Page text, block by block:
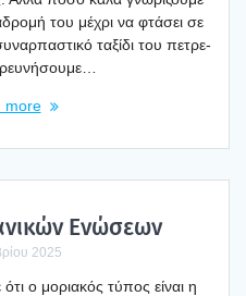
του μέχρι να φτά­σει σε
ταξί­δι του πετρε­
more
Ενώ­σε­ων
2025
ο μορια­κός τύπος είναι η